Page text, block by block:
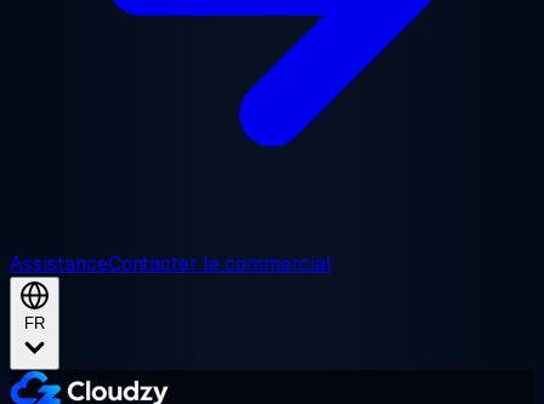
AssistanceContacter le commercial
FR